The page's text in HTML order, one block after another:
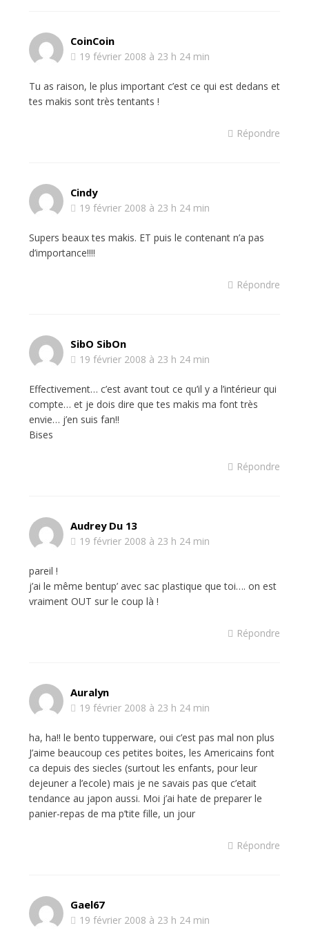
CoinCoin
19 février 2008 à 23 h 24 min
Tu as raison, le plus important c’est ce qui est dedans et
tes makis sont très tentants !
Répondre
Cindy
19 février 2008 à 23 h 24 min
Supers beaux tes makis. ET puis le contenant n’a pas
d’importance!!!!
Répondre
SibO SibOn
19 février 2008 à 23 h 24 min
Effectivement… c’est avant tout ce qu’il y a l’intérieur qui
compte… et je dois dire que tes makis ma font très
envie… j’en suis fan!!
Bises
Répondre
Audrey Du 13
19 février 2008 à 23 h 24 min
pareil !
j’ai le même bentup’ avec sac plastique que toi…. on est
vraiment OUT sur le coup là !
Répondre
Auralyn
19 février 2008 à 23 h 24 min
ha, ha!! le bento tupperware, oui c’est pas mal non plus
J’aime beaucoup ces petites boites, les Americains font
ca depuis des siecles (surtout les enfants, pour leur
dejeuner a l’ecole) mais je ne savais pas que c’etait
tendance au japon aussi. Moi j’ai hate de preparer le
panier-repas de ma p’tite fille, un jour
Répondre
Gael67
19 février 2008 à 23 h 24 min